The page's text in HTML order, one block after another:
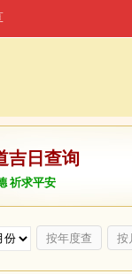
吉日查询
祈求平安
按年度查 按